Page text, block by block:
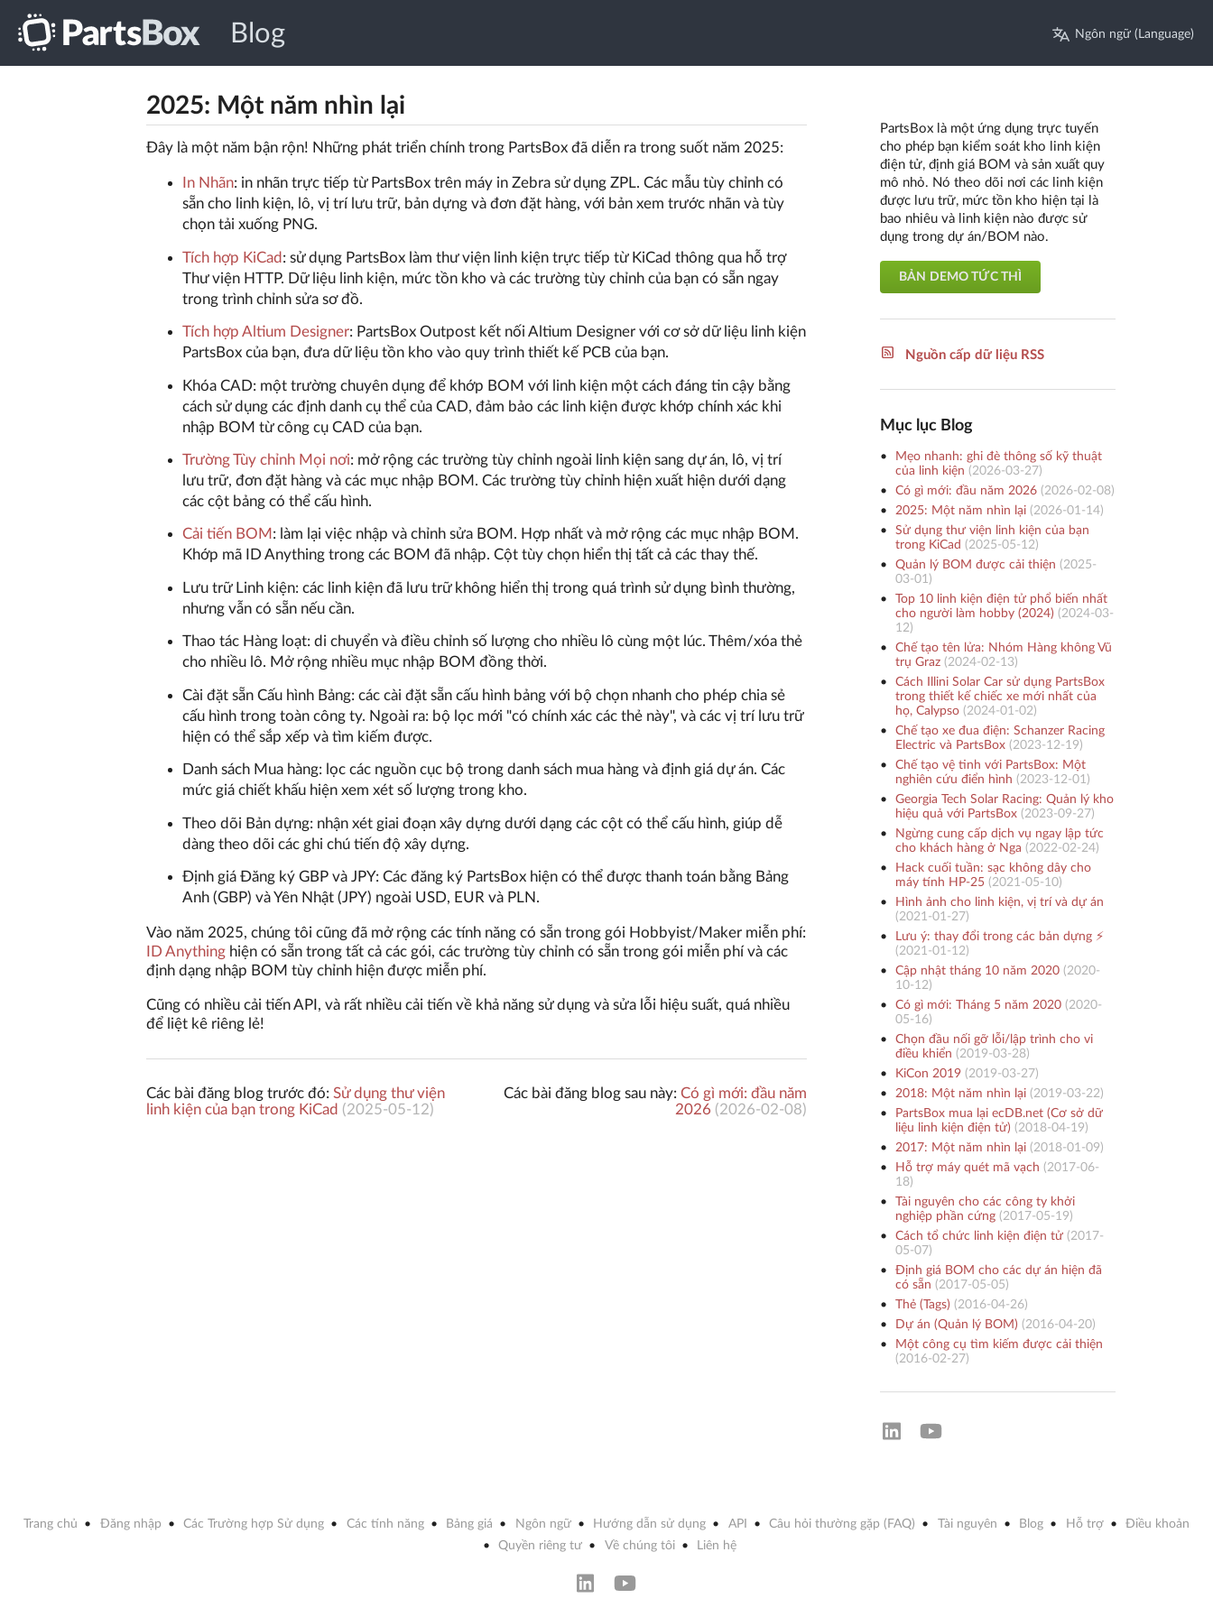
Blog Ngôn ngữ (Language)
2025: Một năm nhìn lại
Đây là một năm bận rộn! Những phát triển chính trong PartsBox đã diễn ra trong suốt năm 2025:
In Nhãn: in nhãn trực tiếp từ PartsBox trên máy in Zebra sử dụng ZPL. Các mẫu tùy chỉnh có
sẵn cho linh kiện, lô, vị trí lưu trữ, bản dựng và đơn đặt hàng, với bản xem trước nhãn và tùy
chọn tải xuống PNG.
Tích hợp KiCad : sử dụng PartsBox làm thư viện linh kiện trực tiếp từ KiCad thông qua hỗ trợ
Thư viện HTTP. Dữ liệu linh kiện, mức tồn kho và các trường tùy chỉnh của bạn có sẵn ngay
trong trình chỉnh sửa sơ đồ.
Tích hợp Altium Designer: PartsBox Outpost kết nối Altium Designer với cơ sở dữ liệu linh kiện
PartsBox của bạn, đưa dữ liệu tồn kho vào quy trình thiết kế PCB của bạn.
Khóa CAD: một trường chuyên dụng để khớp BOM với linh kiện một cách đáng tin cậy bằng
cách sử dụng các định danh cụ thể của CAD, đảm bảo các linh kiện được khớp chính xác khi
nhập BOM từ công cụ CAD của bạn.
Trường Tùy chỉnh Mọi nơi: mở rộng các trường tùy chỉnh ngoài linh kiện sang dự án, lô, vị trí
lưu trữ, đơn đặt hàng và các mục nhập BOM. Các trường tùy chỉnh hiện xuất hiện dưới dạng
các cột bảng có thể cấu hình.
Cải tiến BOM : làm lại việc nhập và chỉnh sửa BOM. Hợp nhất và mở rộng các mục nhập BOM.
Khớp mã ID Anything trong các BOM đã nhập. Cột tùy chọn hiển thị tất cả các thay thế.
Lưu trữ Linh kiện: các linh kiện đã lưu trữ không hiển thị trong quá trình sử dụng bình thường,
nhưng vẫn có sẵn nếu cần.
Thao tác Hàng loạt: di chuyển và điều chỉnh số lượng cho nhiều lô cùng một lúc. Thêm/xóa thẻ
cho nhiều lô. Mở rộng nhiều mục nhập BOM đồng thời.
Cài đặt sẵn Cấu hình Bảng: các cài đặt sẵn cấu hình bảng với bộ chọn nhanh cho phép chia sẻ
cấu hình trong toàn công ty. Ngoài ra: bộ lọc mới "có chính xác các thẻ này", và các vị trí lưu trữ
hiện có thể sắp xếp và tìm kiếm được.
Danh sách Mua hàng: lọc các nguồn cục bộ trong danh sách mua hàng và định giá dự án. Các
mức giá chiết khấu hiện xem xét số lượng trong kho.
Theo dõi Bản dựng: nhận xét giai đoạn xây dựng dưới dạng các cột có thể cấu hình, giúp dễ
dàng theo dõi các ghi chú tiến độ xây dựng.
Định giá Đăng ký GBP và JPY: Các đăng ký PartsBox hiện có thể được thanh toán bằng Bảng
Anh (GBP) và Yên Nhật (JPY) ngoài USD, EUR và PLN.
Vào năm 2025, chúng tôi cũng đã mở rộng các tính năng có sẵn trong gói Hobbyist/Maker miễn phí:
ID Anythinghiện có sẵn trong tất cả các gói, các trường tùy chỉnh có sẵn trong gói miễn phí và các
định dạng nhập BOM tùy chỉnh hiện được miễn phí.
Cũng có nhiều cải tiến API, và rất nhiều cải tiến về khả năng sử dụng và sửa lỗi hiệu suất, quá nhiều
để liệt kê riêng lẻ!
Các bài đăng blog trước đó: Sử dụng thư viện
linh kiện của bạn trong KiCad (2025-05-12)
Các bài đăng blog sau này: Có gì mới: đầu năm
2026 (2026-02-08)
PartsBox là một ứng dụng trực tuyến
cho phép bạn kiểm soát kho linh kiện
điện tử, định giá BOM và sản xuất quy
mô nhỏ. Nó theo dõi nơi các linh kiện
được lưu trữ, mức tồn kho hiện tại là
bao nhiêu và linh kiện nào được sử
dụng trong dự án/BOM nào.
BẢN DEMO TỨC THÌ
Nguồn cấp dữ liệu RSS
Mục lục Blog
Mẹo nhanh: ghi đè thông số kỹ thuật
của linh kiện (2026-03-27)
Có gì mới: đầu năm 2026 (2026-02-08)
2025: Một năm nhìn lại (2026-01-14)
Sử dụng thư viện linh kiện của bạn
trong KiCad (2025-05-12)
Quản lý BOM được cải thiện (2025-
03-01 )
Top 10 linh kiện điện tử phổ biến nhất
cho người làm hobby (2024) (2024-03-
12)
Chế tạo tên lửa: Nhóm Hàng không Vũ
trụ Graz (2024-02-13)
Cách Illini Solar Car sử dụng PartsBox
trong thiết kế chiếc xe mới nhất của
họ, Calypso (2024-01-02)
Chế tạo xe đua điện: Schanzer Racing
Electric và PartsBox (2023-12-19)
Chế tạo vệ tinh với PartsBox: Một
nghiên cứu điển hình (2023-12-01 )
Georgia Tech Solar Racing: Quản lý kho
hiệu quả với PartsBox (2023-09-27)
Ngừng cung cấp dịch vụ ngay lập tức
cho khách hàng ở Nga (2022-02-24)
Hack cuối tuần: sạc không dây cho
máy tính HP-25 (2021-05-10)
Hình ảnh cho linh kiện, vị trí và dự án
(2021-01-27)
Lưu ý: thay đổi trong các bản dựng ⚡️
(2021-01-12)
Cập nhật tháng 10 năm 2020 (2020-
10-12)
Có gì mới: Tháng 5 năm 2020 (2020-
05-16)
Chọn đầu nối gỡ lỗi/lập trình cho vi
điều khiển (2019-03-28)
KiCon 2019 (2019-03-27)
2018: Một năm nhìn lại (2019-03-22)
PartsBox mua lại ecDB.net (Cơ sở dữ
liệu linh kiện điện tử) (2018-04-19)
2017: Một năm nhìn lại (2018-01-09)
Hỗ trợ máy quét mã vạch (2017-06-
18)
Tài nguyên cho các công ty khởi
nghiệp phần cứng (2017-05-19)
Cách tổ chức linh kiện điện tử (2017-
05-07)
Định giá BOM cho các dự án hiện đã
có sẵn (2017-05-05)
Thẻ (Tags) (2016-04-26)
Dự án (Quản lý BOM) (2016-04-20)
Một công cụ tìm kiếm được cải thiện
(2016-02-27)
Trang chủ Đăng nhập Các Trường hợp Sử dụng Các tính năng Bảng giá Ngôn ngữ Hướng dẫn sử dụng API Câu hỏi thường gặp (FAQ) Tài nguyên Blog Hỗ trợ
Điều khoản
Quyền riêng tư
Về chúng tôi Liên hệ